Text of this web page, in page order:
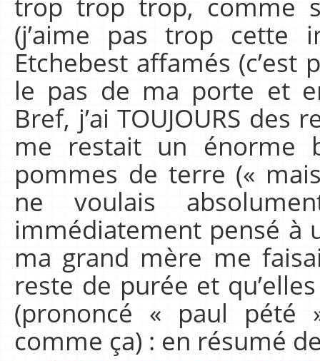
(j’aime pas trop cette
Etchebest affamés
le pas de ma porte et
Bref, j’ai TOUJOURS des
me restait un énorme
pommes de terre («
ne voulais
immédiatement pensé à
ma grand mère me
reste de purée et
(prononcé « paul pété
comme ça) : en résumé